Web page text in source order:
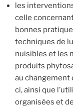
les
celle
bonnes
techniques de
nuisibles et les
produits
au changement
ci, ainsi que
organisées et